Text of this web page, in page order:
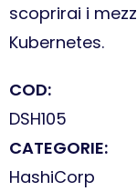
scoprirai i
Kubernetes.
COD:
DSH105
CATEGORIE:
HashiCorp